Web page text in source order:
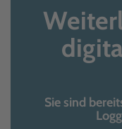
Sie sind